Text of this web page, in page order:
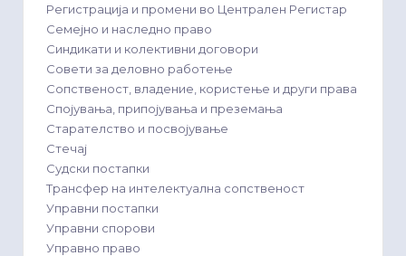
Регистрација и промени во Централен Регистар
Семејно и наследно право
Синдикати и колективни договори
Совети за деловно работење
Сопственост, владение, користење и други права
Спојувања, припојувања и преземања
Старателство и посвојување
Стечај
Судски постапки
Трансфер на интелектуална сопственост
Управни постапки
Управни спорови
Управно право